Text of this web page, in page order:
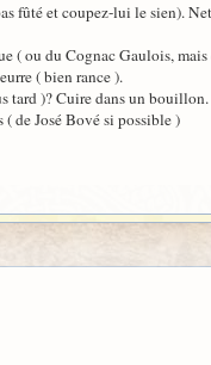
fûté et coupez-lui le sien).
( ou du Cognac Gaulois,
( bien rance ).
tard )? Cuire dans un
de José Bové si possible )